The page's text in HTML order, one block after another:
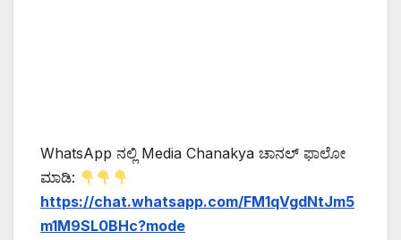
WhatsApp ನಲ್ಲಿ Media Chanakya ಚಾನಲ್ ಫಾಲೋ
ಮಾಡಿ:
https://chat.whatsapp.com/FM1qVgdNtJm5
m1M9SL0BHc?mode